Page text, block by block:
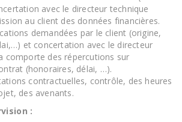
avec le directeur technique
au client des données financières.
demandées par le client (origine,
et concertation avec le directeur
comporte des répercutions sur
(honoraires, délai, …).
contractuelles, contrôle, des heures
des avenants.
: